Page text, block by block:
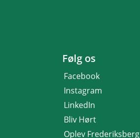
Følg os
Facebook
Instagram
LinkedIn
Bliv Hørt
Oplev Frederiksberg